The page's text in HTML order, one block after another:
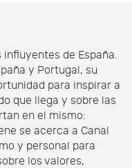
de España.
y Portugal, su
para inspirar a
que llega y sobre las
en el mismo:
se acerca a Canal
y personal para
los valores,